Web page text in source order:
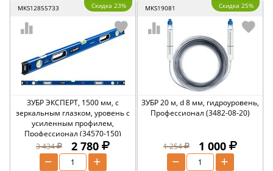
MKS12855733 Скидка 23%
ЗУБР ЭКСПЕРТ, 1500 мм, с
зеркальным глазком, уровень с
усиленным профилем,
Профессионал (34570-150)
3 434
2 780
+
−
MKS19081 Скидка 25%
ЗУБР 20 м, d 8 мм, гидроуровень,
Профессионал (3482-08-20)
1 254 1 000
+
−